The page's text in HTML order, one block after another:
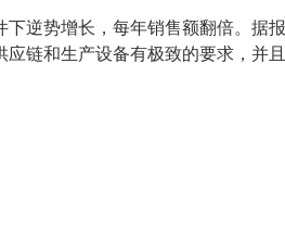
逆势增长，每年销售额翻倍。据
链和生产设备有极致的要求，并